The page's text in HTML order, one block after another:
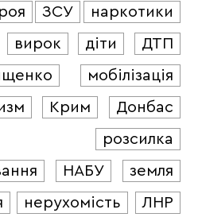
ЗСУ
наркотики
вирок діти
ДТП
мобілізація
Крим
Донбас
розсилка
НАБУ
земля
нерухомість
ЛНР